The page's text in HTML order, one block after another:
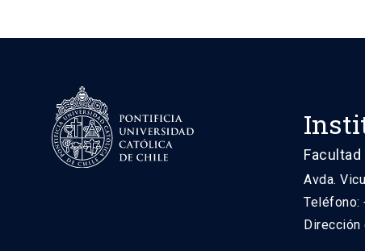
Avda.
Teléfono:
Dirección